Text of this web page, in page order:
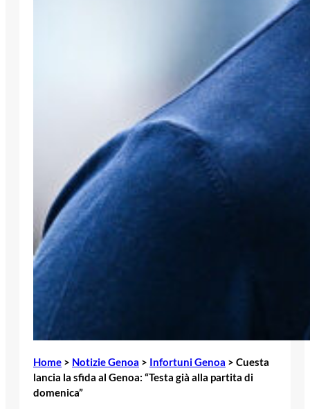
Home > Notizie Genoa > Infortuni Genoa > Cuesta
lancia la sfida al Genoa: “Testa già alla partita di
domenica”